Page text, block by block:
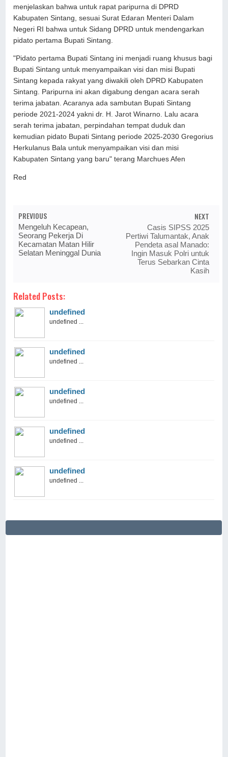
menjelaskan bahwa untuk rapat paripurna di DPRD
Kabupaten Sintang, sesuai Surat Edaran Menteri Dalam
Negeri RI bahwa untuk Sidang DPRD untuk mendengarkan
pidato pertama Bupati Sintang.
"Pidato pertama Bupati Sintang ini menjadi ruang khusus bagi
Bupati Sintang untuk menyampaikan visi dan misi Bupati
Sintang kepada rakyat yang diwakili oleh DPRD Kabupaten
Sintang. Paripurna ini akan digabung dengan acara serah
terima jabatan. Acaranya ada sambutan Bupati Sintang
periode 2021-2024 yakni dr. H. Jarot Winarno. Lalu acara
serah terima jabatan, perpindahan tempat duduk dan
kemudian pidato Bupati Sintang periode 2025-2030 Gregorius
Herkulanus Bala untuk menyampaikan visi dan misi
Kabupaten Sintang yang baru" terang Marchues Afen
Red
PREVIOUS
Mengeluh Kecapean,
Seorang Pekerja Di
Kecamatan Matan Hilir
Selatan Meninggal Dunia
NEXT
Casis SIPSS 2025
Pertiwi Talumantak, Anak
Pendeta asal Manado:
Ingin Masuk Polri untuk
Terus Sebarkan Cinta
Kasih
Related Posts:
undefined
undefined ...
undefined
undefined ...
undefined
undefined ...
undefined
undefined ...
undefined
undefined ...